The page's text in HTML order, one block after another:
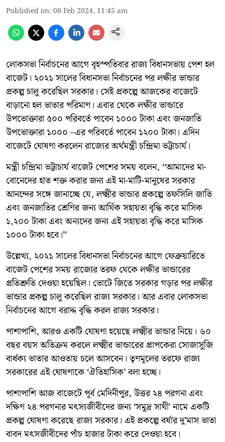
Published on:08 Feb 2024, 11:45 am
লোকসভা নির্বাচনের আগে বৃহস্পতিবার রাজ্য বিধানসভায় পেশ হল
বাজেট। ২০২১ সালের বিধানসভা নির্বাচনের পর লক্ষীর ভান্ডার
প্রকল্প চালু করেছিল সরকার। সেই প্রকল্পে আজকের বাজেটে
বাড়ানো হল ভাতার পরিমাণ। এবার থেকে লক্ষীর ভান্ডারে
উপভোক্তারা ৫০০ পরিবর্তে পাবেন ১০০০ টাকা এবং জনজাতি
উপভোক্তারা ১০০০ –এর পরিবর্তে পাবেন ১২০০ টাকা। এদিন
বাজেটে ঘোষণা করলেন রাজ্যের অর্থমন্ত্রী চন্দ্রিমা ভট্টাচার্য।
মন্ত্রী চন্দ্রিমা ভট্টাচার্য বাজেট পেশের সময় বলেন, ‘‘আমাদের মা-
বোনেদের হাত শক্ত করার জন্য এই মা-মাটি-মানুষের সরকার
আনন্দের সঙ্গে জানাচ্ছে যে, লক্ষ্মীর ভান্ডার প্রকল্পে তফসিলি জাতি
এবং জনজাতির শ্রেণির জন্য আর্থিক সহায়তা বৃদ্ধি করে মাসিক
১,২০০ টাকা এবং অন্যদের জন্য এই সহায়তা বৃদ্ধি করে মাসিক
১০০০ টাকা হবে।’’
উল্লেখ্য, ২০২১ সালের বিধানসভা নির্বাচনের আগে ফেব্রুয়ারিতে
বাজেট পেশের সময় রাজ্যের তরফ থেকে লক্ষীর ভান্ডারের
প্রতিশ্রুতি দেওয়া হয়েছিল। ভোটে জিতে সরকার গড়ার পর লক্ষীর
ভান্ডার প্রকল্প চালু করেছিল রাজ্য সরকার। আর এবার লোকসভা
নির্বাচনের আগে বরাদ্দ বৃদ্ধি করল রাজ্য সরকার।
পাশাপাশি, আরও একটি ঘোষণা হয়েছে লক্ষ্মীর ভান্ডার নিয়ে। ৬০
বছর বয়স অতিক্রম করলে লক্ষ্মীর ভান্ডারের প্রাপকেরা সোজাসুজি
বার্ধক্য ভাতার আওতায় চলে আসবেন। তৃণমূলের তরফে রাজ্য
সরকারের এই ঘোষণাকে ‘ঐতিহাসিক’ বলা হচ্ছে।
পাশাপাশি আজ বাজেটে পূর্ব মেদিনীপুর, উত্তর ২৪ পরগনা এবং
দক্ষিণ ২৪ পরগনার মৎস্যজীবীদের জন্য ‘সমুদ্র সাথী’ নামে একটি
প্রকল্প ঘোষণা করেছে রাজ্য সরকার। এই প্রকল্পে বর্ষার দু’মাস ভাতা
বাবদ মৎসজীবীদের পাঁচ হাজার টাকা করে দেওয়া হবে।